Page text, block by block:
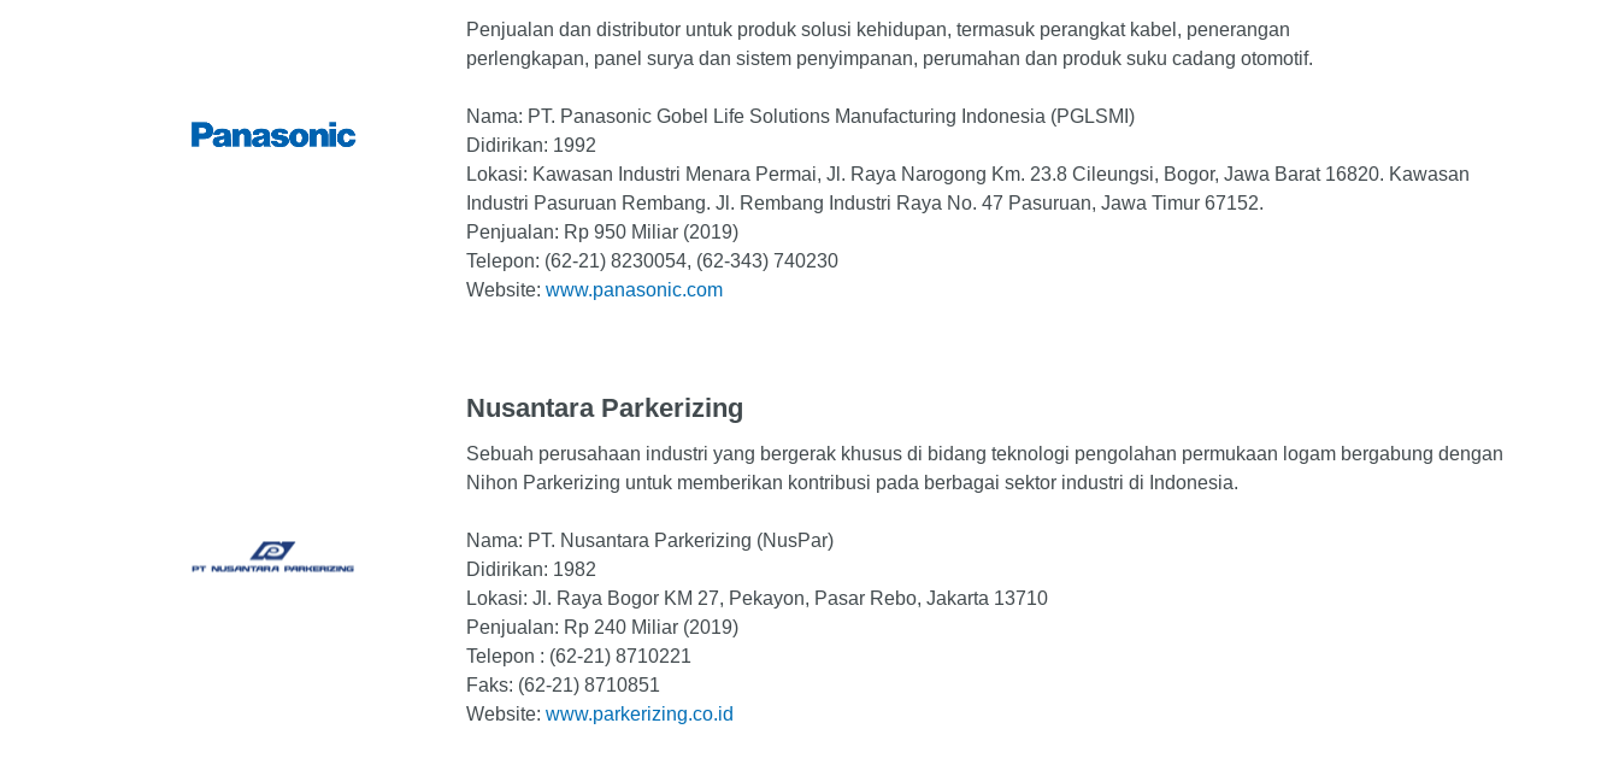
Penjualan dan distributor untuk produk solusi kehidupan, termasuk perangkat kabel, penerangan
perlengkapan, panel surya dan sistem penyimpanan, perumahan dan produk suku cadang otomotif.
Nama: PT. Panasonic Gobel Life Solutions Manufacturing Indonesia (PGLSMI)
Didirikan: 1992
Lokasi: Kawasan Industri Menara Permai, Jl. Raya Narogong Km. 23.8 Cileungsi, Bogor, Jawa Barat 16820. Kawasan
Industri Pasuruan Rembang. Jl. Rembang Industri Raya No. 47 Pasuruan, Jawa Timur 67152.
Penjualan: Rp 950 Miliar (2019)
Telepon: (62-21) 8230054, (62-343) 740230
Website:www.panasonic.com
Nusantara Parkerizing
Sebuah perusahaan industri yang bergerak khusus di bidang teknologi pengolahan permukaan logam bergabung dengan
Nihon Parkerizing untuk memberikan kontribusi pada berbagai sektor industri di Indonesia.
Nama: PT. Nusantara Parkerizing (NusPar)
Didirikan: 1982
Lokasi: Jl. Raya Bogor KM 27, Pekayon, Pasar Rebo, Jakarta 13710
Penjualan: Rp 240 Miliar (2019)
Telepon : (62-21) 8710221
Faks: (62-21) 8710851
Website:www.parkerizing.co.id